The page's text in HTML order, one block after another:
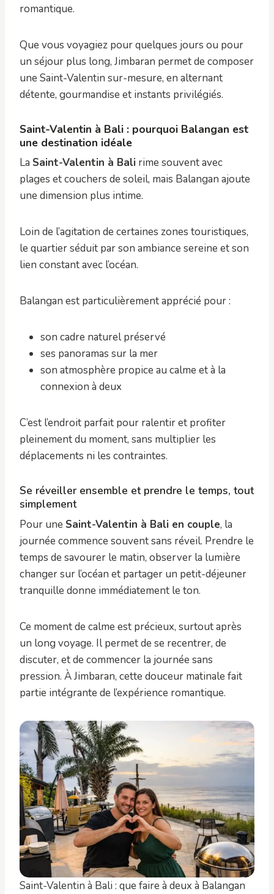
romantique.
Que vous voyagiez pour quelques jours ou pour
un séjour plus long, Jimbaran permet de composer
une Saint-Valentin sur-mesure, en alternant
détente, gourmandise et instants privilégiés.
Saint-Valentin à Bali : pourquoi Balangan est
une destination idéale
La Saint-Valentin à Bali rime souvent avec
plages et couchers de soleil, mais Balangan ajoute
une dimension plus intime.
Loin de l’agitation de certaines zones touristiques,
le quartier séduit par son ambiance sereine et son
lien constant avec l’océan.
Balangan est particulièrement apprécié pour :
son cadre naturel préservé
ses panoramas sur la mer
son atmosphère propice au calme et à la
connexion à deux
C’est l’endroit parfait pour ralentir et profiter
pleinement du moment, sans multiplier les
déplacements ni les contraintes.
Se réveiller ensemble et prendre le temps, tout
simplement
Pour une Saint-Valentin à Bali en couple, la
journée commence souvent sans réveil. Prendre le
temps de savourer le matin, observer la lumière
changer sur l’océan et partager un petit-déjeuner
tranquille donne immédiatement le ton.
Ce moment de calme est précieux, surtout après
un long voyage. Il permet de se recentrer, de
discuter, et de commencer la journée sans
pression. À Jimbaran, cette douceur matinale fait
partie intégrante de l’expérience romantique.
Saint-Valentin à Bali : que faire à deux à Balangan